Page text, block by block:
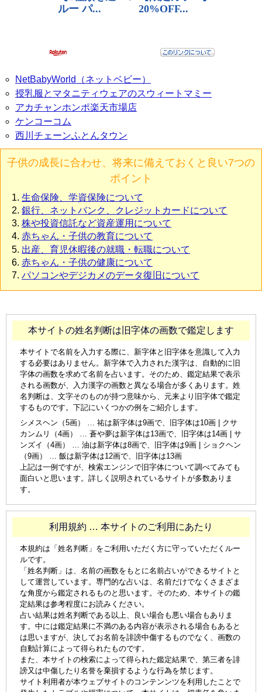
NetBabyWorld（ネットベビー）
授乳服とマタニティウェアのスウィートマミー
アカチャンホンポ楽天市場店
ケンコーコム
西川チェーンふとんタウン
子供の成長に合わせ、将来に備えておくと良い7つの
ポイント
生命保険、学資保険について
銀行、ネットバンク、クレジットカードについて
株や投資信託など資産運用について
赤ちゃん・子供の教育について
出産、育児休暇後の就職・転職について
赤ちゃん・子供の健康について
パソコンやデジカメのデータ復旧について
本サイトの姓名判断は旧字体の画数で鑑定します
本サイトで名前を入力する際に、新字体と旧字体を意識して入力
する必要はありません。新字体で入力された漢字は、自動的に旧
字体の画数を求めて名前を占います。そのため、鑑定結果で表示
される画数が、入力漢字の画数と異なる場合が多くあります。姓
名判断は、文字そのものが持つ意味から、元来より旧字体で鑑定
するものです。下記にいくつかの例をご紹介します。
シメスヘン（5画） … 祐は新字体は9画で、旧字体は10画 | クサ
カンムリ（4画） … 蒼や夢は新字体は13画で、旧字体は14画 | サ
ンズイ（4画） … 油は新字体は8画で、旧字体は9画 | ショクヘン
（9画） … 飯は新字体は12画で、旧字体は13画
上記は一例ですが、検索エンジンで旧字体について調べてみても
面白いと思います。詳しく説明されているサイトが多数ありま
す。
利用規約 … 本サイトのご利用にあたり
本規約は「姓名判断」をご利用いただく方に守っていただくルー
ルです。
「姓名判断」は、名前の画数をもとに名前占いができるサイトと
して運営しています。専門的な占いは、名前だけでなくさまざま
な角度から鑑定されるものと思います。そのため、本サイトの鑑
定結果は参考程度にお読みください。
占い結果は姓名判断である以上、良い場合も悪い場合もありま
す。中には鑑定結果に不満のある内容が表示される場合もあると
は思いますが、決してお名前を誹謗中傷するものでなく、画数の
自動計算によって得られたものです。
また、本サイトの検索によって得られた鑑定結果で、第三者を誹
謗又は中傷したり名誉を棄損するような行為を禁じます。
サイト利用者が本ウェブサイトのコンテンンツを利用したことで